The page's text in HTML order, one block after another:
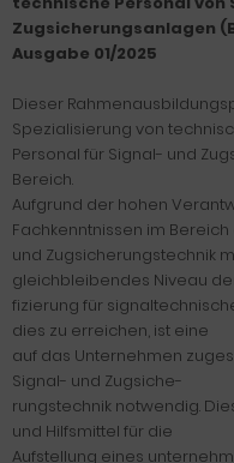
Zugsicherungsanlagen
Ausgabe 01/2025
Dieser
Spezialisierung von
Personal für Signal- und
Bereich.
Aufgrund der hohen
Fachkenntnissen im
und Zugsicherungstechnik
gleichbleibendes Niveau
fizierung für
dies zu erreichen, ist eine
auf das Unternehmen
Signal- und Zugsiche-
rungstechnik notwendig.
und Hilfsmittel für die
Aufstellung eines